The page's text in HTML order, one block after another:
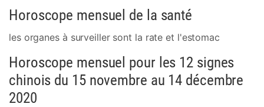
Horoscope mensuel de la santé
les organes à surveiller sont la rate et l'estomac
Horoscope mensuel pour les 12 signes
chinois du 15 novembre au 14 décembre
2020